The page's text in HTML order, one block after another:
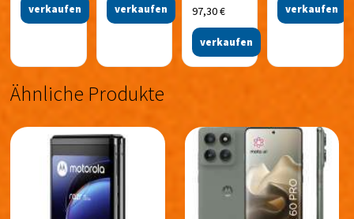
verkaufen verkaufen
97,30€
verkaufen
verkaufen
Ähnliche Produkte